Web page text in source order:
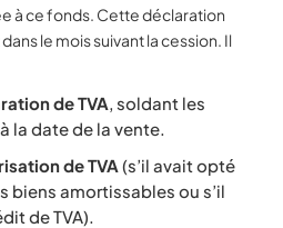
à ce fonds. Cette déclaration
le mois suivant la cession. Il
de TVA , soldant les
la date de la vente.
de TVA (s’il avait opté
biens amortissables ou s’il
de TVA).